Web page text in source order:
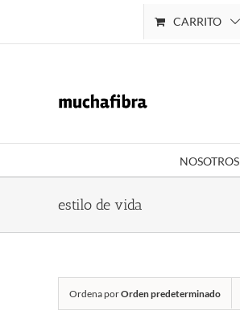
CARRITO
NOSOTROS
estilo de vida
Ordena porOrden predeterminado